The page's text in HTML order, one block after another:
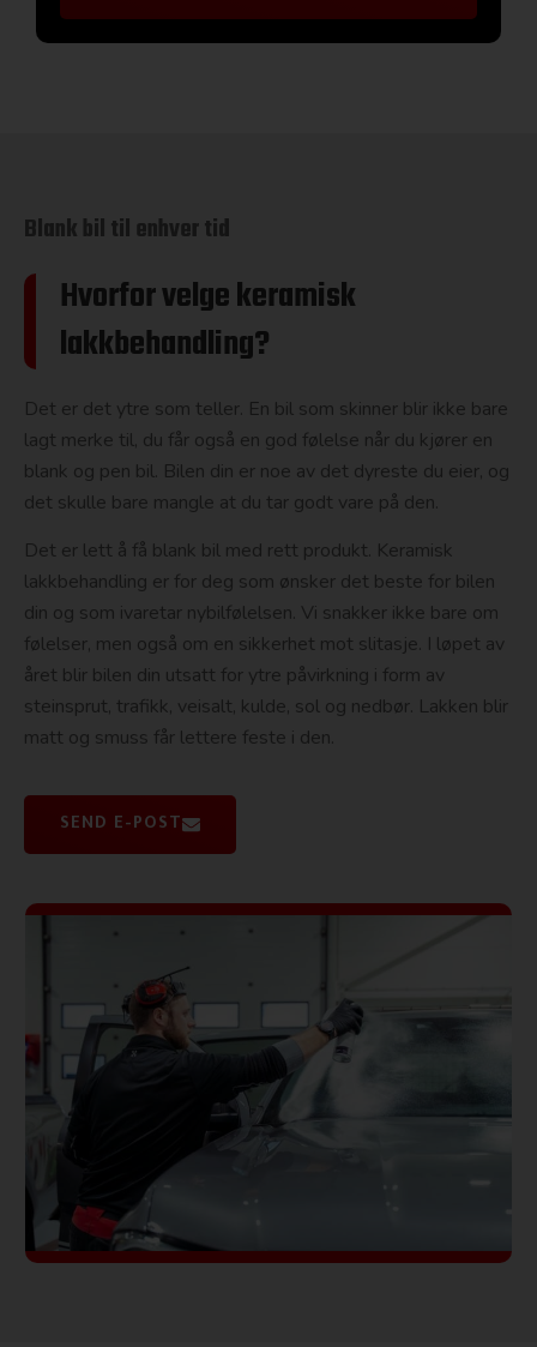
Blank bil til enhver tid
Hvorfor velge keramisk
lakkbehandling?
Det er det ytre som teller. En bil som skinner blir ikke bare
lagt merke til, du får også en god følelse når du kjører en
blank og pen bil. Bilen din er noe av det dyreste du eier, og
det skulle bare mangle at du tar godt vare på den.
Det er lett å få blank bil med rett produkt. Keramisk
lakkbehandling er for deg som ønsker det beste for bilen
din og som ivaretar nybilfølelsen. Vi snakker ikke bare om
følelser, men også om en sikkerhet mot slitasje. I løpet av
året blir bilen din utsatt for ytre påvirkning i form av
steinsprut, trafikk, veisalt, kulde, sol og nedbør. Lakken blir
matt og smuss får lettere feste i den.
SEND E-POST